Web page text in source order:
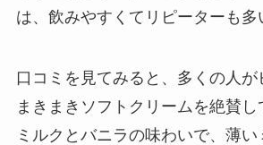
は、飲みやすくてリピーターも多
口コミを見てみると、多くの人が
まきまきソフトクリームを絶賛
ミルクとバニラの味わいで、薄